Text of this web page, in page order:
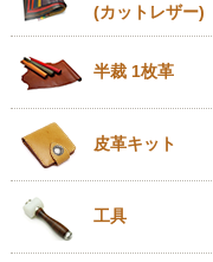
(カットレザー)
半裁 1枚革
皮革キット
工具